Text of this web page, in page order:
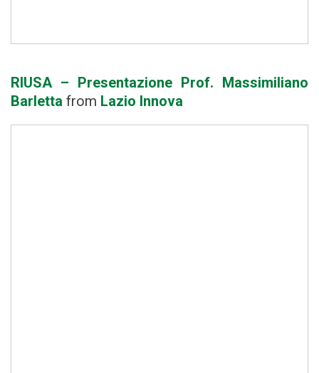
RIUSA – Presentazione Prof. Massimiliano
Barletta from Lazio Innova